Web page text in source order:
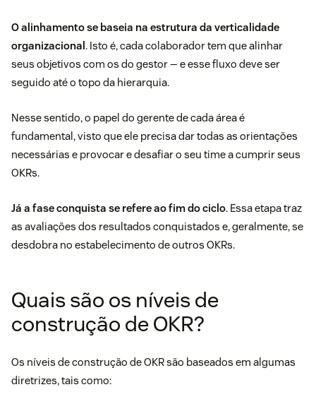
O alinhamento se baseia na estrutura da verticalidade
organizacional . Isto é, cada colaborador tem que alinhar
seus objetivos com os do gestor — e esse fluxo deve ser
seguido até o topo da hierarquia.
Nesse sentido, o papel do gerente de cada área é
fundamental, visto que ele precisa dar todas as orientações
necessárias e provocar e desafiar o seu time a cumprir seus
OKRs.
Já a fase conquista se refere ao fim do ciclo. Essa etapa traz
as avaliações dos resultados conquistados e, geralmente, se
desdobra no estabelecimento de outros OKRs.
Quais são os níveis de
construção de OKR?
Os níveis de construção de OKR são baseados em algumas
diretrizes, tais como: